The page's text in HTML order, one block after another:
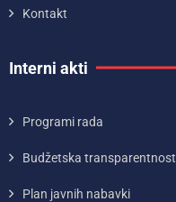
Kontakt
Interni akti
Programi rada
Budžetska transparentnost
Plan javnih nabavki